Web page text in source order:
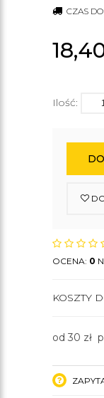
CZAS
Ilość:
OCENA: 0
KOSZTY
od 30 zł